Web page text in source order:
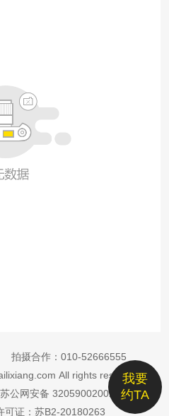
我要
约TA
拍摄合作： 010-52666555
All rights reserved
苏公网安备 32059002002885号
可证：苏B2-20180263